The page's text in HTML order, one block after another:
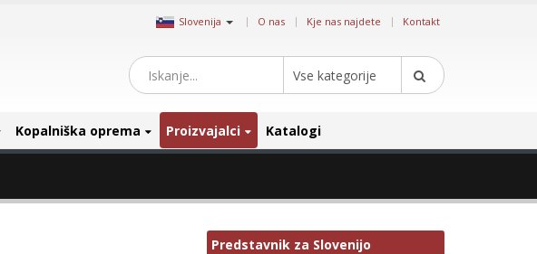
Slovenija | O nas Kje nas najdete Kontakt
Vse kategorije
Kopalniška oprema Proizvajalci Katalogi
Predstavnik za Slovenijo